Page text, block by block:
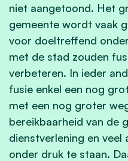
niet aangetoond. Het
gemeente wordt vaak
voor doeltreffend
met de stad zouden
verbeteren. In ieder
fusie enkel een nog
met een nog groter
bereikbaarheid van de
dienstverlening en veel
onder druk te staan.